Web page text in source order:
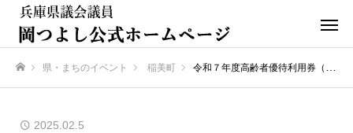
県・まちのイベント 稲美町 令和７年度高齢者優待利用券（タクシー・バス券）の申請受付を開始します（稲美町）
2025.02.5